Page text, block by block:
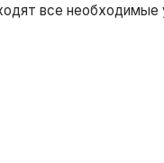
все необходимые